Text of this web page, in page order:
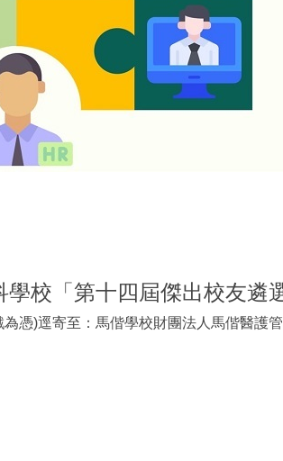
校「第十四屆傑出校友遴選
憑)逕寄至：馬偕學校財團法人馬偕醫護